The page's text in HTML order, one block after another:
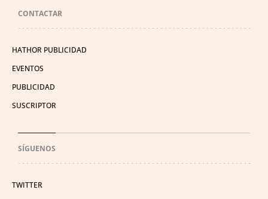
CONTACTAR
HATHOR PUBLICIDAD
EVENTOS
PUBLICIDAD
SUSCRIPTOR
SÍGUENOS
TWITTER